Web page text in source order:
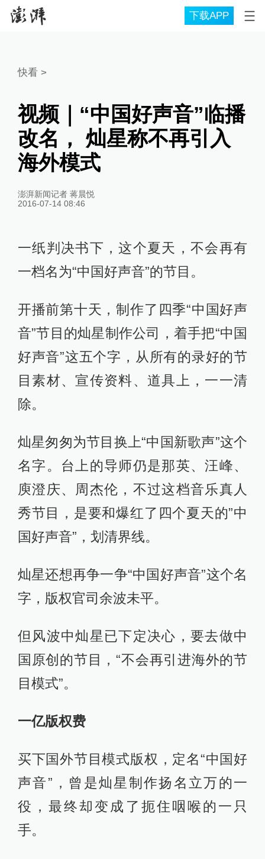
下载APP
快看>
视频｜“中国好声音”临播
改名， 灿星称不再引入
海外模式
澎湃新闻记者 蒋晨悦
2016-07-14 08:46
一纸判决书下，这个夏天，不会再有
一档名为“中国好声音”的节目。
开播前第十天，制作了四季“中国好声
音”节目的灿星制作公司，着手把“中国
好声音”这五个字，从所有的录好的节
目素材、宣传资料、道具上，一一清
除。
灿星匆匆为节目换上“中国新歌声”这个
名字。台上的导师仍是那英、汪峰、
庾澄庆、周杰伦，不过这档音乐真人
秀节目，是要和爆红了四个夏天的”中
国好声音”，划清界线。
灿星还想再争一争“中国好声音”这个名
字，版权官司余波未平。
但风波中灿星已下定决心，要去做中
国原创的节目，“不会再引进海外的节
目模式”。
一亿版权费
买下国外节目模式版权，定名“中国好
声音”，曾是灿星制作扬名立万的一
役，最终却变成了扼住咽喉的一只
手。